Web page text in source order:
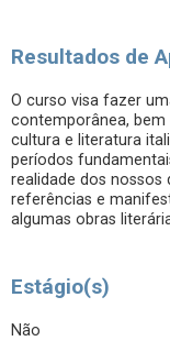
Resultados de
O curso visa fazer
contemporânea,
cultura e literatura
períodos
realidade dos nossos
referências e
algumas obras
Estágio(s)
Não